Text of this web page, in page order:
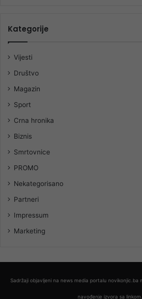
Kategorije
Vijesti
Društvo
Magazin
Sport
Crna hronika
Biznis
Smrtovnice
PROMO
Nekategorisano
Partneri
Impressum
Marketing
Sadržaji objavljeni na news media portalu novikonjic.ba
navođenje izvora sa linkom.